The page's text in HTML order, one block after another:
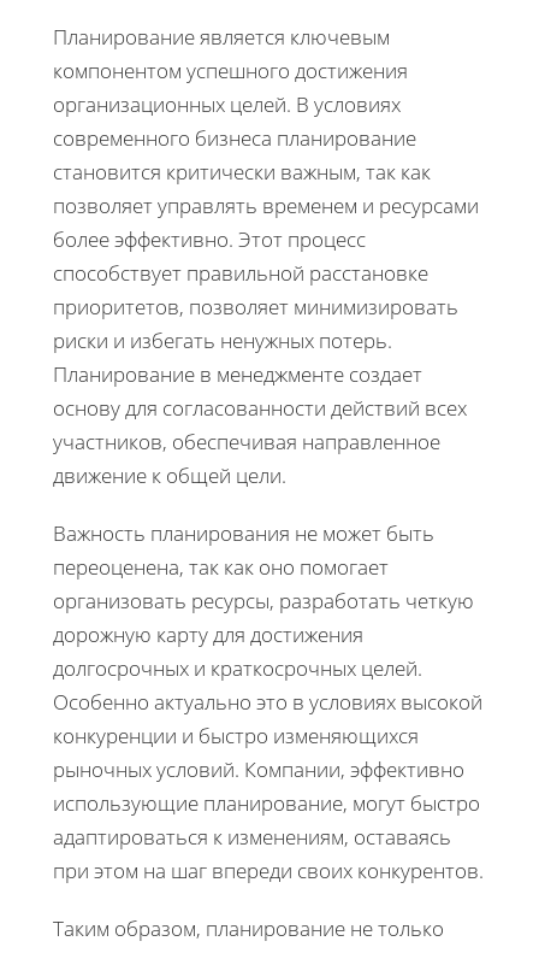
Планирование является ключевым
компонентом успешного достижения
организационных целей. В условиях
современного бизнеса планирование
становится критически важным, так как
позволяет управлять временем и ресурсами
более эффективно. Этот процесс
способствует правильной расстановке
приоритетов, позволяет минимизировать
риски и избегать ненужных потерь.
Планирование в менеджменте создает
основу для согласованности действий всех
участников, обеспечивая направленное
движение к общей цели.
Важность планирования не может быть
переоценена, так как оно помогает
организовать ресурсы, разработать четкую
дорожную карту для достижения
долгосрочных и краткосрочных целей.
Особенно актуально это в условиях высокой
конкуренции и быстро изменяющихся
рыночных условий. Компании, эффективно
использующие планирование, могут быстро
адаптироваться к изменениям, оставаясь
при этом на шаг впереди своих конкурентов.
Таким образом, планирование не только